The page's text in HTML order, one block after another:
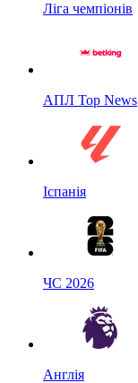
Ліга чемпіонів
АПЛ Top News
Іспанія
ЧС 2026
Англія